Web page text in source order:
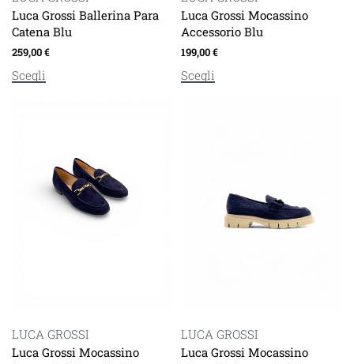
Luca Grossi Ballerina Para
Catena Blu
259,00€
Scegli
Luca Grossi Mocassino
Accessorio Blu
199,00€
Scegli
LUCA GROSSI
Luca Grossi Mocassino
LUCA GROSSI
Luca Grossi Mocassino